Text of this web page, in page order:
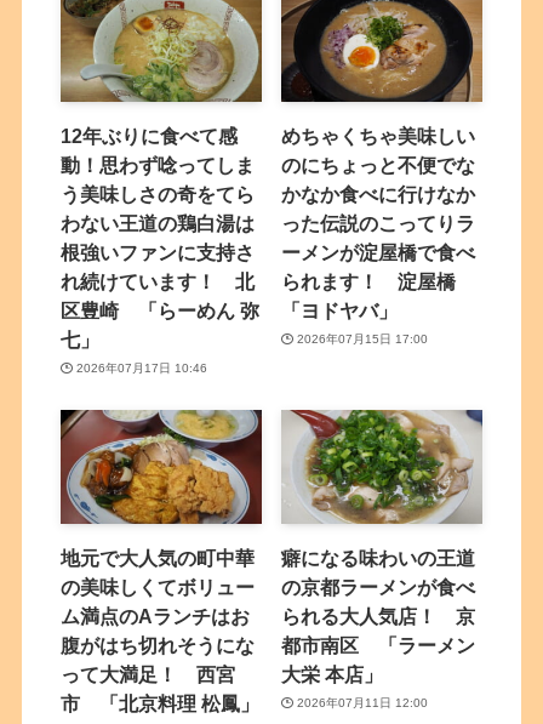
12年ぶりに食べて感
動！思わず唸ってしま
う美味しさの奇をてら
わない王道の鶏白湯は
根強いファンに支持さ
れ続けています！ 北
区豊崎 「らーめん 弥
七」
2026年07月17日 10:46
めちゃくちゃ美味しい
のにちょっと不便でな
かなか食べに行けなか
った伝説のこってりラ
ーメンが淀屋橋で食べ
られます！ 淀屋橋
「ヨドヤバ」
2026年07月15日 17:00
地元で大人気の町中華
の美味しくてボリュー
ム満点のAランチはお
腹がはち切れそうにな
って大満足！ 西宮
市 「北京料理 松鳳」
癖になる味わいの王道
の京都ラーメンが食べ
られる大人気店！ 京
都市南区 「ラーメン
大栄 本店」
2026年07月11日 12:00